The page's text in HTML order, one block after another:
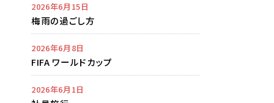
2026年6月15日
梅雨の過ごし方
2026年6月8日
FIFA ワールドカップ
2026年6月1日